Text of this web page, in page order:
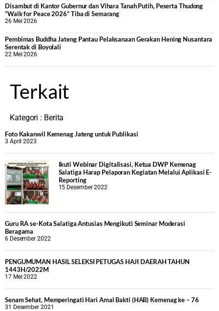
Disambut di Kantor Gubernur dan Vihara Tanah Putih, Peserta Thudong
“Walk for Peace 2026” Tiba di Semarang
26 Mei 2026
‎Pembimas Buddha Jateng Pantau Pelaksanaan Gerakan Hening Nusantara
Serentak di Boyolali
22 Mei 2026
Terkait
Kategori : Berita
Foto Kakanwil Kemenag Jateng untuk Publikasi
3 April 2023
Ikuti Webinar Digitalisasi, Ketua DWP Kemenag
Salatiga Harap Pelaporan Kegiatan Melalui Aplikasi E-
Reporting
15 Desember 2022
Guru RA se-Kota Salatiga Antusias Mengikuti Seminar Moderasi
Beragama
6 Desember 2022
PENGUMUMAN HASIL SELEKSI PETUGAS HAJI DAERAH TAHUN
1443H/2022M
17 Mei 2022
Senam Sehat, Memperingati Hari Amal Bakti (HAB) Kemenag ke – 76
31 Desember 2021